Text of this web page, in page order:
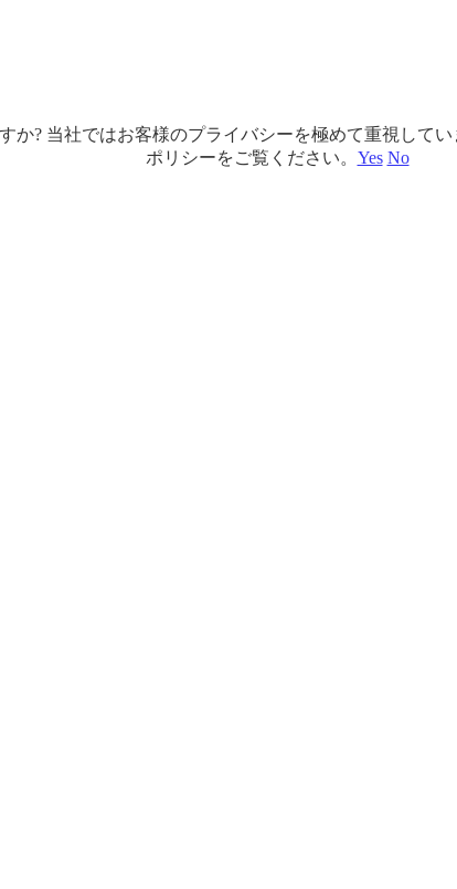
か? 当社ではお客様のプライバシーを極めて重視して
ポリシーをご覧ください。 Yes No